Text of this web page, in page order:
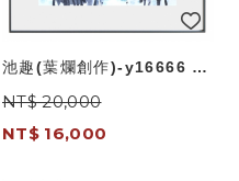
池趣(葉爛創作)-y16666 畫
作系列-國畫
NT$ 20,000
NT$ 16,000